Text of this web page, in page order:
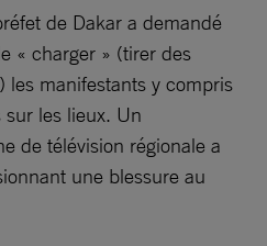
de Dakar a demandé
« charger » (tirer des
les manifestants y compris
sur les lieux. Un
de télévision régionale a
une blessure au